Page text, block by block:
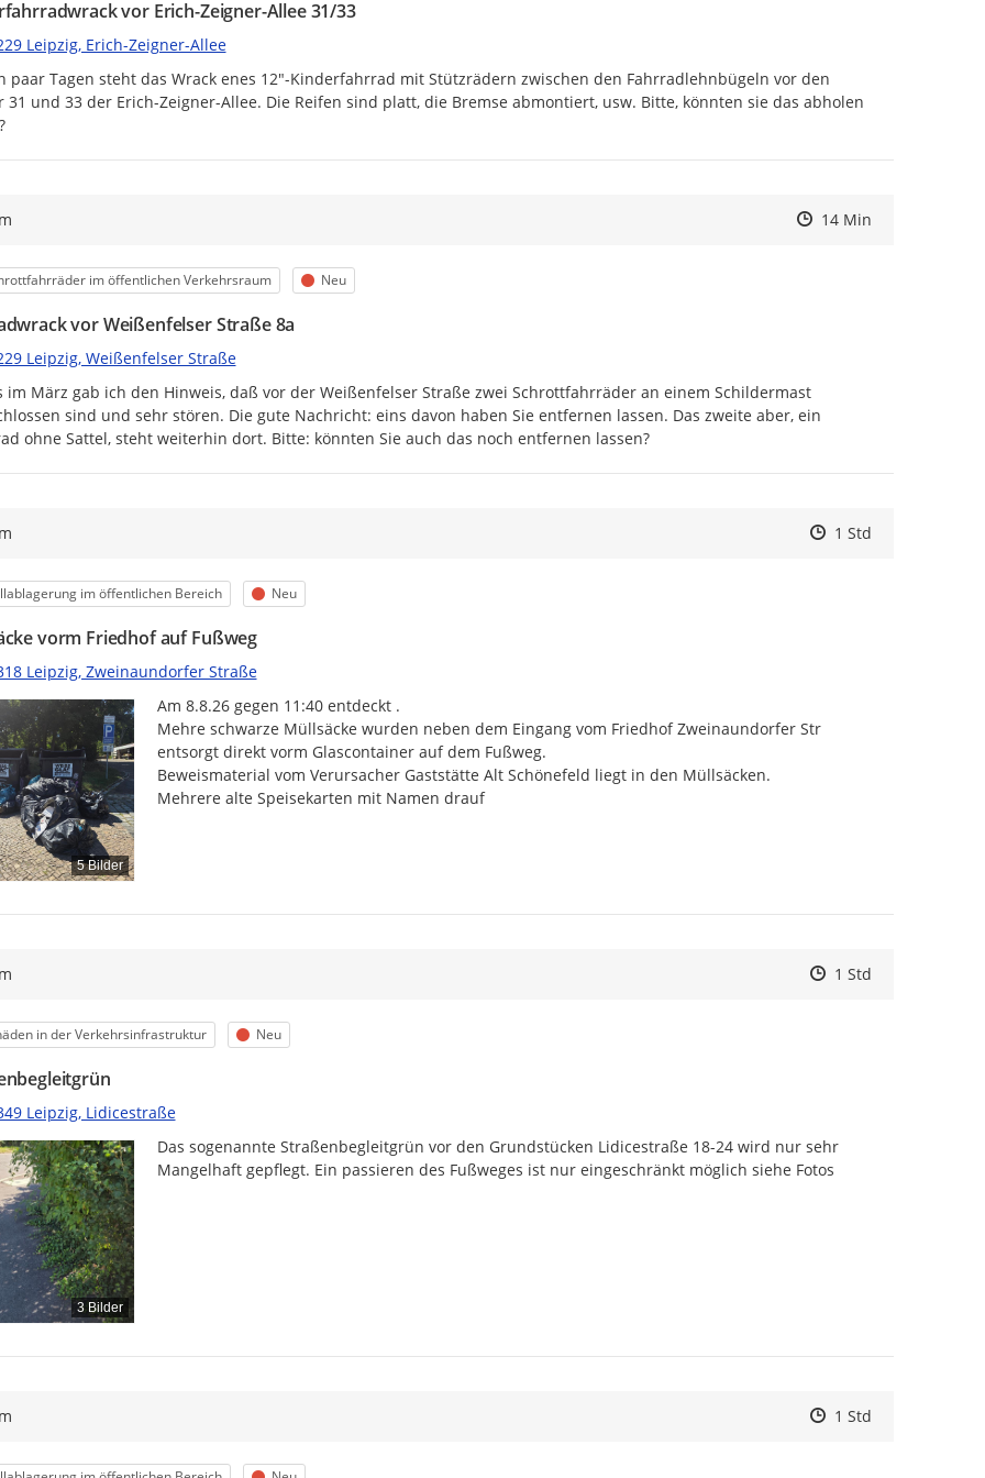
vor Erich-Zeigner-Allee 31/33
Leipzig, Erich-Zeigner-Allee
paar Tagen steht das Wrack enes 12"-Kinderfahrrad mit Stützrädern zwischen den Fahrradlehnbügeln vor den
31 und 33 der Erich-Zeigner-Allee. Die Reifen sind platt, die Bremse abmontiert, usw. Bitte, könnten sie das abholen
Zeitpunkt des
Zeitpunkt des
14 MinZur Äußerung
im öffentlichen Verkehrsraum Status
Neu
vor Weißenfelser Straße 8a
Leipzig, Weißenfelser Straße
im März gab ich den Hinweis, daß vor der Weißenfelser Straße zwei Schrottfahrräder an einem Schildermast
sind und sehr stören. Die gute Nachricht: eins davon haben Sie entfernen lassen. Das zweite aber, ein
ohne Sattel, steht weiterhin dort. Bitte: könnten Sie auch das noch entfernen lassen?
Zeitpunkt des
Zeitpunkt des
1 StdZur Äußerung
im öffentlichen Bereich Status
Neu
vorm Friedhof auf Fußweg
Leipzig, Zweinaundorfer Straße
5 Bilder
Am 8.8.26 gegen 11:40 entdeckt .
Mehre schwarze Müllsäcke wurden neben dem Eingang vom Friedhof Zweinaundorfer Str
entsorgt direkt vorm Glascontainer auf dem Fußweg.
Beweismaterial vom Verursacher Gaststätte Alt Schönefeld liegt in den Müllsäcken.
Mehrere alte Speisekarten mit Namen drauf
Zeitpunkt des
Zeitpunkt des
1 StdZur Äußerung
in der Verkehrsinfrastruktur Status
Neu
Leipzig, Lidicestraße
3 Bilder
Das sogenannte Straßenbegleitgrün vor den Grundstücken Lidicestraße 18-24 wird nur sehr
Mangelhaft gepflegt. Ein passieren des Fußweges ist nur eingeschränkt möglich siehe Fotos
Zeitpunkt des
Zeitpunkt des
1 StdZur Äußerung